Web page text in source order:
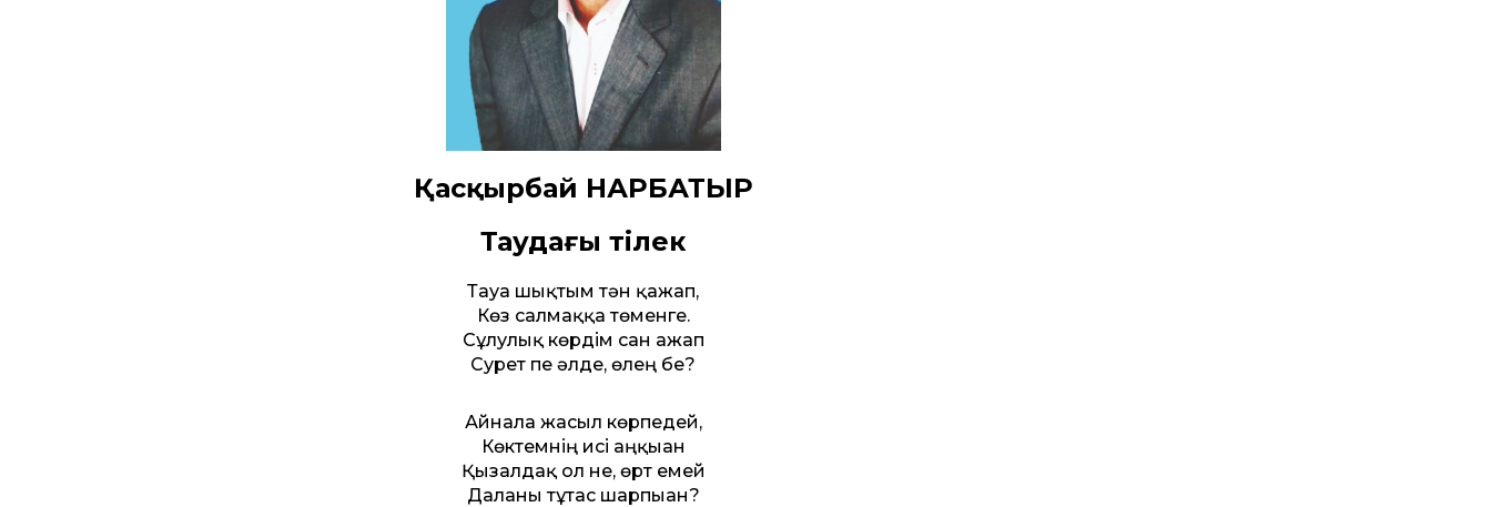
Қасқырбай НАРБАТЫР
Таудағы тілек
Тауға шықтым тән қажап,
Көз салмаққа төменге.
Сұлулық көрдім сан ғажап
Сурет пе әлде, өлең бе?
Айнала жасыл көрпедей,
Көктемнің исі аңқыған
Қызғалдақ ол не, өрт емей
Даланы тұтас шарпыған?